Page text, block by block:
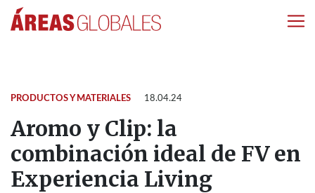
PRODUCTOS Y MATERIALES 18.04.24
Aromo y Clip: la
combinación ideal de FV en
Experiencia Living